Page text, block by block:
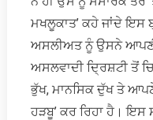
ਮਖਲੂਕਾਤ’ ਕਹੇ ਜਾਂਦੇ ਇਸ
ਅਸਲੀਅਤ ਨੂੰ ਉਸਨੇ ਆਪਣੀ
ਅਸਲਵਾਦੀ ਦ੍ਰਿਸ਼ਟੀ ਤੋਂ
ਭੁੱਖ, ਮਾਨਸਿਕ ਦੁੱਖ ਤੇ
ਹੜਬੂ’ ਕਰ ਰਿਹਾ ਹੈ। ਇਸ